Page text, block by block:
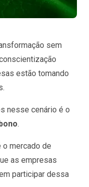
sem
estão tomando
nesse cenário é o
.
o mercado de
as empresas
participar dessa